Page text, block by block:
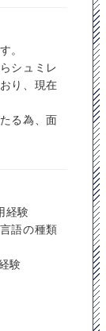
。
シュミレ
り、現在
る為、面
経験
語の種類
験